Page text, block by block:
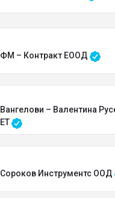
ФМ – Контракт ЕООД
Вангелови – Валентина
ЕТ
Сороков Инструментс ООД